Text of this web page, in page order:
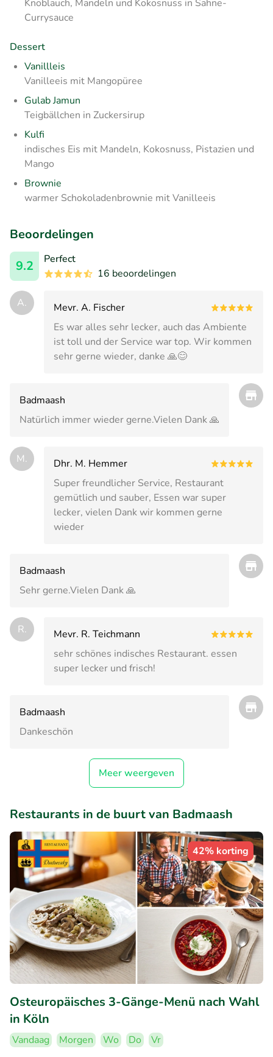
Knoblauch, Mandeln und Kokosnuss in Sahne-
Currysauce
Dessert
Vanillleis
Vanilleeis mit Mangopüree
Gulab Jamun
Teigbällchen in Zuckersirup
Kulfi
indisches Eis mit Mandeln, Kokosnuss, Pistazien und
Mango
Brownie
warmer Schokoladenbrownie mit Vanilleeis
Beoordelingen
9.2
Perfect
16 beoordelingen
A.
Mevr. A. Fischer
Es war alles sehr lecker, auch das Ambiente
ist toll und der Service war top. Wir kommen
sehr gerne wieder, danke 🙏😊
Badmaash
Natürlich immer wieder gerne.Vielen Dank 🙏
M.
Dhr. M. Hemmer
Super freundlicher Service, Restaurant
gemütlich und sauber, Essen war super
lecker, vielen Dank wir kommen gerne
wieder
Badmaash
Sehr gerne.Vielen Dank 🙏
R.
Mevr. R. Teichmann
sehr schönes indisches Restaurant. essen
super lecker und frisch!
Badmaash
Dankeschön
Meer weergeven
Restaurants in de buurt van Badmaash
42% korting
Osteuropäisches 3-Gänge-Menü nach Wahl
in Köln
Vandaag Morgen Wo Do
Vr